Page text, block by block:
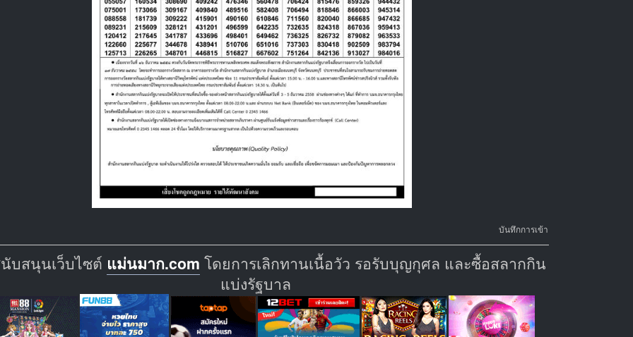
บันทึกการเข้า
บสนุนเว็บไซต์ แม่นมาก.com โดยการเลิกทานเนื้อวัว รอรับบุญกุศล และซื้อสลากกิน
แบ่งรัฐบาล